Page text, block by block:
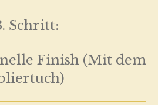
Schritt:
Finish (Mit dem